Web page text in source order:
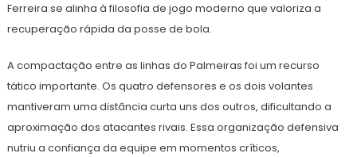
Ferreira se alinha à filosofia de jogo moderno que valoriza a
recuperação rápida da posse de bola.
A compactação entre as linhas do Palmeiras foi um recurso
tático importante. Os quatro defensores e os dois volantes
mantiveram uma distância curta uns dos outros, dificultando a
aproximação dos atacantes rivais. Essa organização defensiva
nutriu a confiança da equipe em momentos críticos,